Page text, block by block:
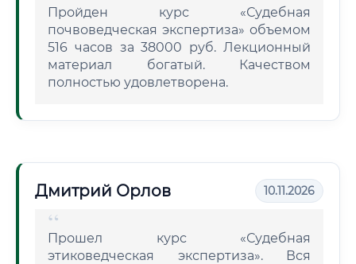
Пройден курс «Судебная
почвоведческая экспертиза» объемом
516 часов за 38000 руб. Лекционный
материал богатый. Качеством
полностью удовлетворена.
Дмитрий Орлов 10.11.2026
Прошел курс «Судебная
этиковедческая экспертиза». Вся